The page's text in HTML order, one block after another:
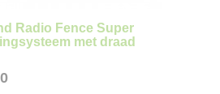
Radio Fence Super
met draad